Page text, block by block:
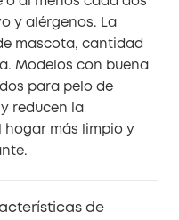
y alérgenos. La
mascota, cantidad
Modelos con buena
para pelo de
reducen la
hogar más limpio y
de